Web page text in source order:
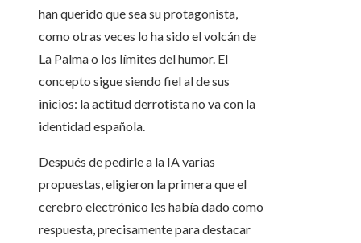
han querido que sea su protagonista,
como otras veces lo ha sido el volcán de
La Palma o los límites del humor. El
concepto sigue siendo fiel al de sus
inicios: la actitud derrotista no va con la
identidad española.
Después de pedirle a la IA varias
propuestas, eligieron la primera que el
cerebro electrónico les había dado como
respuesta, precisamente para destacar